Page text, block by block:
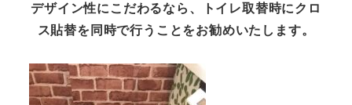
デザイン性にこだわるなら、
トイレ取替時にクロ
ス貼替を同時で行うことをお勧めいたします。